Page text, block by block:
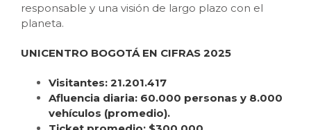
responsable y una visión de largo plazo con el
planeta.
UNICENTRO BOGOTÁ EN CIFRAS 2025
Visitantes: 21.201.417
Afluencia diaria: 60.000 personas y 8.000
vehículos (promedio).